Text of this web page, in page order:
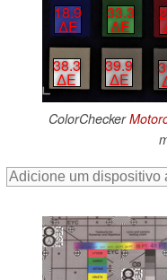
18.9
∆E
33.3
∆E
38.3
∆E
39.9
∆E
ColorChecker